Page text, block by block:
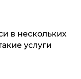
в нескольких
услуги